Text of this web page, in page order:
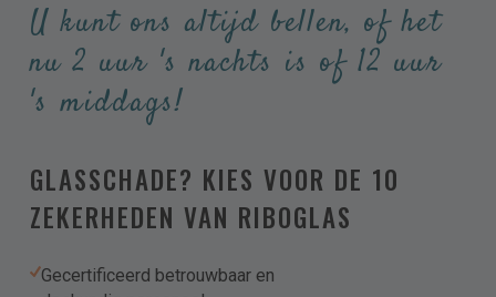
Kies uw product/dienst
Kies uw product(en)
Meer toevoegen
U kunt ons altijd bellen, of het
nu 2 uur 's nachts is of 12 uur
's middags!
GLASSCHADE? KIES VOOR DE 10
ZEKERHEDEN VAN RIBOGLAS
Gecertificeerd betrouwbaar en